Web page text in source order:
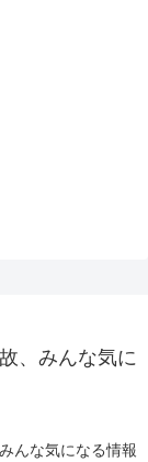
、みんな気に
んな気になる情報